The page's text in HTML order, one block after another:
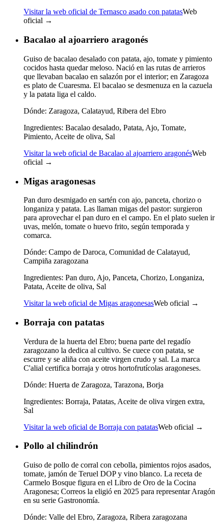
Visitar la web oficial de Ternasco asado con patatasWeb
oficial →
Bacalao al ajoarriero aragonés
Guiso de bacalao desalado con patata, ajo, tomate y pimiento
cocidos hasta quedar meloso. Nació en las rutas de arrieros
que llevaban bacalao en salazón por el interior; en Zaragoza
es plato de Cuaresma. El bacalao se desmenuza en la cazuela
y la patata liga el caldo.
Dónde: Zaragoza, Calatayud, Ribera del Ebro
Ingredientes: Bacalao desalado, Patata, Ajo, Tomate,
Pimiento, Aceite de oliva, Sal
Visitar la web oficial de Bacalao al ajoarriero aragonésWeb
oficial →
Migas aragonesas
Pan duro desmigado en sartén con ajo, panceta, chorizo o
longaniza y patata. Las llaman migas del pastor: surgieron
para aprovechar el pan duro en el campo. En el plato suelen ir
uvas, melón, tomate o huevo frito, según temporada y
comarca.
Dónde: Campo de Daroca, Comunidad de Calatayud,
Campiña zaragozana
Ingredientes: Pan duro, Ajo, Panceta, Chorizo, Longaniza,
Patata, Aceite de oliva, Sal
Visitar la web oficial de Migas aragonesasWeb oficial →
Borraja con patatas
Verdura de la huerta del Ebro; buena parte del regadío
zaragozano la dedica al cultivo. Se cuece con patata, se
escurre y se aliña con aceite virgen crudo y sal. La marca
C'alial certifica borraja y otros hortofrutícolas aragoneses.
Dónde: Huerta de Zaragoza, Tarazona, Borja
Ingredientes: Borraja, Patatas, Aceite de oliva virgen extra,
Sal
Visitar la web oficial de Borraja con patatasWeb oficial →
Pollo al chilindrón
Guiso de pollo de corral con cebolla, pimientos rojos asados,
tomate, jamón de Teruel DOP y vino blanco. La receta de
Carmelo Bosque figura en el Libro de Oro de la Cocina
Aragonesa; Correos la eligió en 2025 para representar Aragón
en su serie Gastronomía.
Dónde: Valle del Ebro, Zaragoza, Ribera zaragozana